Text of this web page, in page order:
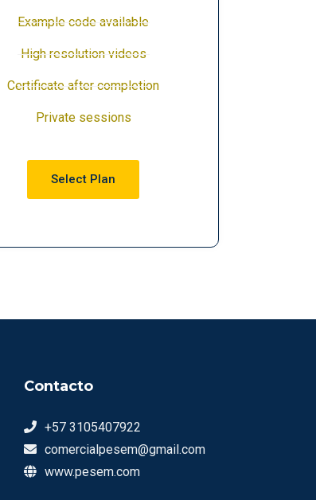
Example code available
High resolution videos
Certificate after completion
Private sessions
Select Plan
Contacto
+57 3105407922
comercialpesem@gmail.com
www.pesem.com